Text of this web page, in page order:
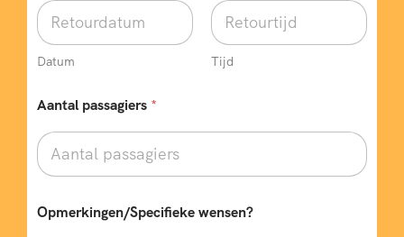
e
r
k
i
g
e
n
/
S
c
Datum Tijd
Aantal passagiers *
Opmerkingen/Specifieke wensen?